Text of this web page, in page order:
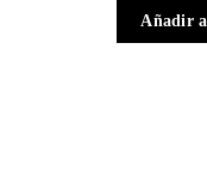
Añadir